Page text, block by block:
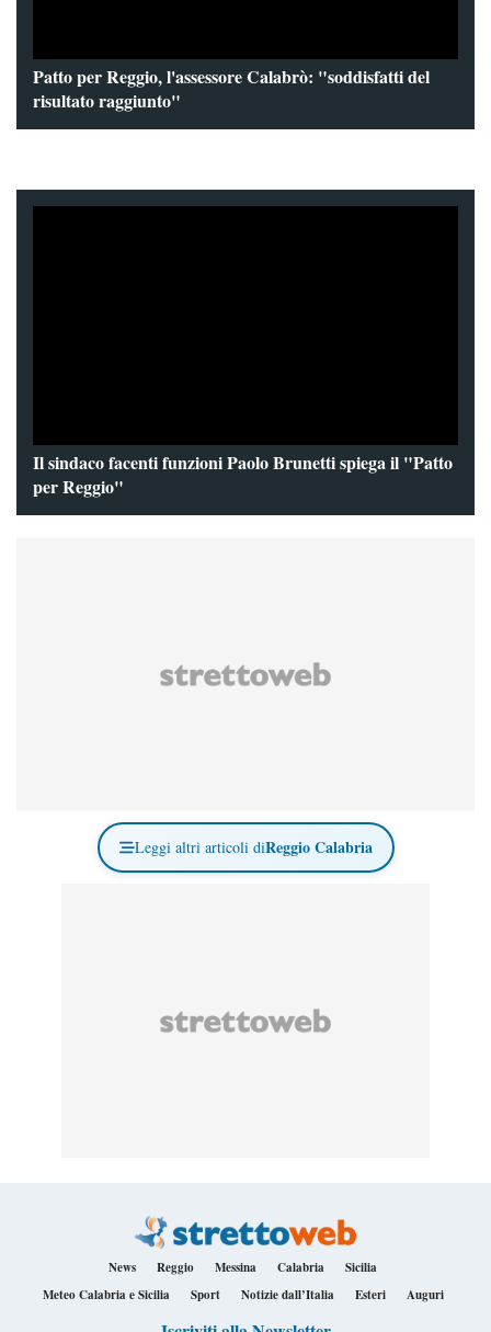
Patto per Reggio, l'assessore Calabrò: "soddisfatti del
risultato raggiunto"
Il sindaco facenti funzioni Paolo Brunetti spiega il "Patto
per Reggio"
Leggi altri articoli diReggio Calabria
News Reggio Messina Calabria
Sicilia
Meteo Calabria e Sicilia
Sport Notizie dall’Italia Esteri Auguri